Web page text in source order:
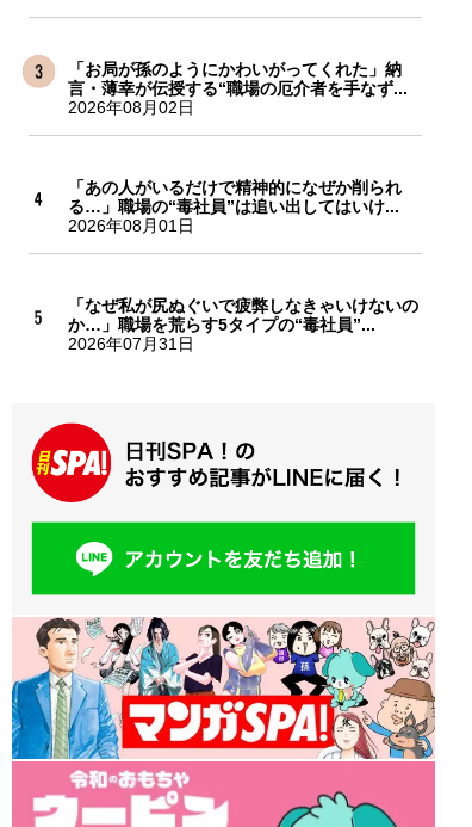
「お局が孫のようにかわいがってくれた」納
言・薄幸が伝授する“職場の厄介者を手なず...
2026年08月02日
「あの人がいるだけで精神的になぜか削られ
る…」職場の“毒社員”は追い出してはいけ...
2026年08月01日
「なぜ私が尻ぬぐいで疲弊しなきゃいけないの
か…」職場を荒らす5タイプの“毒社員”...
2026年07月31日